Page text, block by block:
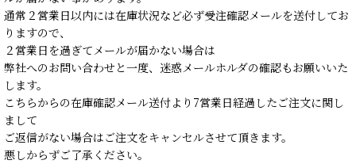
通常２営業日以内には在庫状況など必ず受注確認メールを送付してお
りますので、
２営業日を過ぎてメールが届かない場合は
弊社へのお問い合わせと一度、迷惑メールホルダの確認もお願いいた
します。
こちらからの在庫確認メール送付より7営業日経過したご注文に関し
まして
ご返信がない場合はご注文をキャンセルさせて頂きます。
悪しからずご了承ください。